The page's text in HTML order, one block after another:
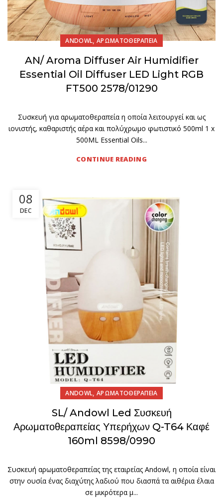
ANDOWL,ΑΡΩΜΑΤΟΘΕΡΑΠΕΙΑ
AN/ Aroma Diffuser Air Humidifier
Essential Oil Diffuser LED Light RGB
FT500 2578/01290
Συσκευή για αρωματοθεραπεία η οποία λειτουργεί και ως
ιονιστής, καθαριστής αέρα και πολύχρωμο φωτιστικό 500ml 1 x
500ML Essential Oils...
CONTINUE READING
08
DEC
ANDOWL,ΑΡΩΜΑΤΟΘΕΡΑΠΕΙΑ
SL/ Andowl Led Συσκευή
Αρωματοθεραπείας Υπερήχων Q-T64 Καφέ
160ml 8598/0990
Συσκευή αρωματοθεραπείας της εταιρείας Andowl, η οποία είναι
στην ουσία ένας διαχύτης λαδιού που διασπά τα αιθέρια έλαια
σε μικρότερα μ...